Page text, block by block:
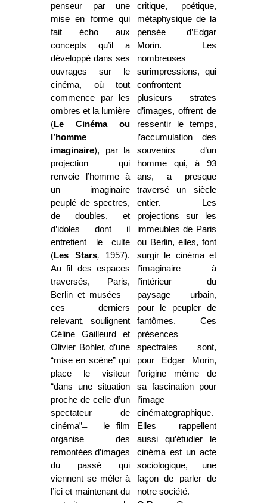
penseur par une
mise en forme qui
fait écho aux
concepts qu’il a
développé dans ses
ouvrages sur le
cinéma, où tout
commence par les
ombres et la lumière
(Le Cinéma ou
l’homme
imaginaire), par la
projection qui
renvoie l’homme à
un imaginaire
peuplé de spectres,
de doubles, et
d’idoles dont il
entretient le culte
(Les Stars, 1957).
Au fil des espaces
traversés, Paris,
Berlin et musées –
ces derniers
relevant, soulignent
Céline Gailleurd et
Olivier Bohler, d’une
“mise en scène” qui
place le visiteur
“dans une situation
proche de celle d’un
spectateur de
cinéma” ̶ le film
organise des
remontées d’images
du passé qui
viennent se mêler à
l’ici et maintenant du
critique, poétique,
métaphysique de la
pensée d’Edgar
Morin. Les
nombreuses
surimpressions, qui
confrontent
plusieurs strates
d’images, offrent de
ressentir le temps,
l’accumulation des
souvenirs d’un
homme qui, à 93
ans, a presque
traversé un siècle
entier. Les
projections sur les
immeubles de Paris
ou Berlin, elles, font
surgir le cinéma et
l’imaginaire à
l’intérieur du
paysage urbain,
pour le peupler de
fantômes. Ces
présences
spectrales sont,
pour Edgar Morin,
l’origine même de
sa fascination pour
l’image
cinématographique.
Elles rappellent
aussi qu’étudier le
cinéma est un acte
socio­logique, une
façon de parler de
notre société.